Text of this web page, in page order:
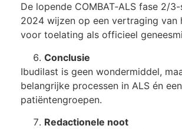
De lopende COMBAT‑ALS fase
2024 wijzen op een vertraging
voor toelating als officieel
Conclusie
Ibudilast is geen wondermiddel,
belangrijke processen in ALS én
patiëntengroepen.
Redactionele noot